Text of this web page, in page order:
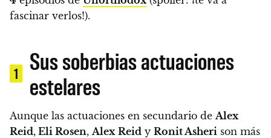
fascinar verlos!).
1
Sus soberbias actuaciones
estelares
Aunque las actuaciones en secundario de Alex
Reid, Eli Rosen, Alex Reid y Ronit Asheri son más